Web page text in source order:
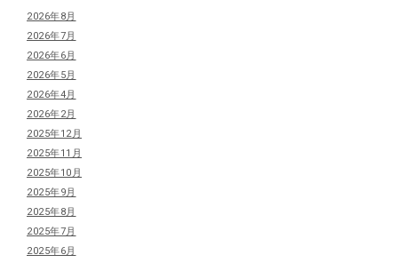
2026年8月
2026年7月
2026年6月
2026年5月
2026年4月
2026年2月
2025年12月
2025年11月
2025年10月
2025年9月
2025年8月
2025年7月
2025年6月